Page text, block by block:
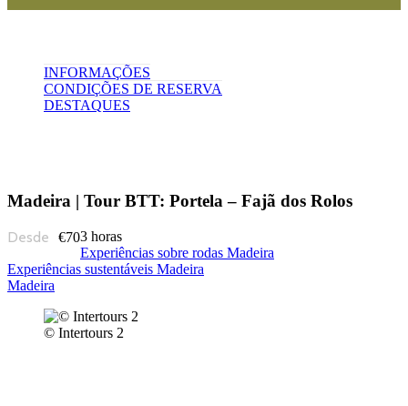
INFORMAÇÕES
CONDIÇÕES DE RESERVA
DESTAQUES
Madeira | Tour BTT: Portela – Fajã dos Rolos
€703 horas
Experiências sobre rodas Madeira
Experiências sustentáveis Madeira
Madeira
© Intertours 2